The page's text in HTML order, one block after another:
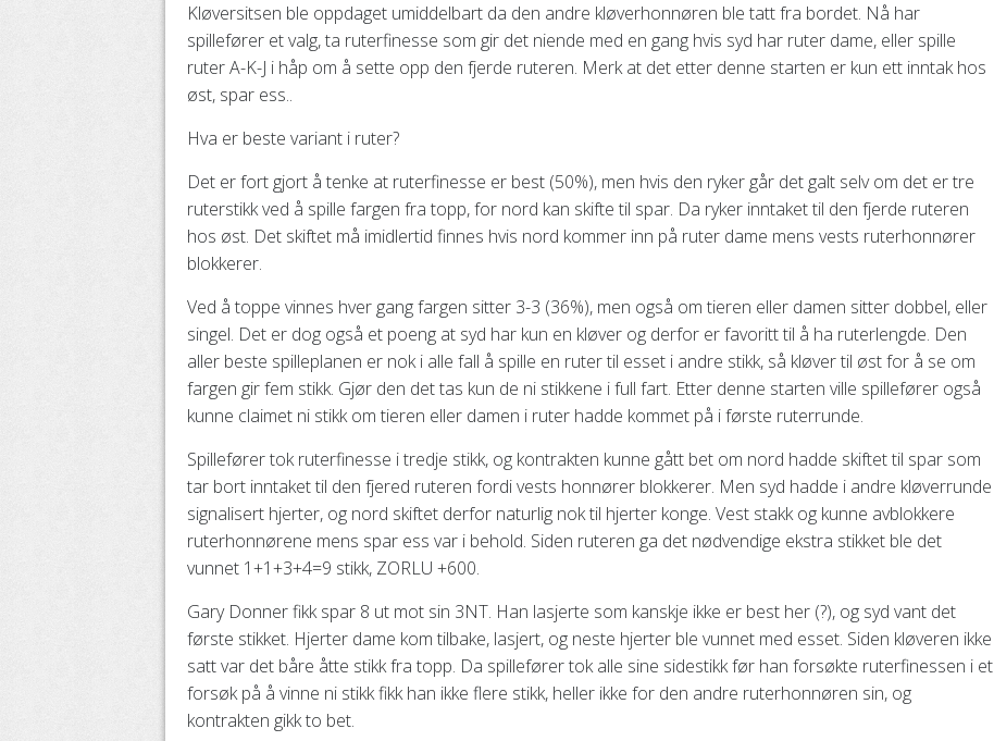
Kløversitsen ble oppdaget umiddelbart da den andre kløverhonnøren ble tatt fra bordet. Nå har
spillefører et valg, ta ruterfinesse som gir det niende med en gang hvis syd har ruter dame, eller spille
ruter A-K-J i håp om å sette opp den fjerde ruteren. Merk at det etter denne starten er kun ett inntak hos
øst, spar ess..
Hva er beste variant i ruter?
Det er fort gjort å tenke at ruterfinesse er best (50%), men hvis den ryker går det galt selv om det er tre
ruterstikk ved å spille fargen fra topp, for nord kan skifte til spar. Da ryker inntaket til den fjerde ruteren
hos øst. Det skiftet må imidlertid finnes hvis nord kommer inn på ruter dame mens vests ruterhonnører
blokkerer.
Ved å toppe vinnes hver gang fargen sitter 3-3 (36%), men også om tieren eller damen sitter dobbel, eller
singel. Det er dog også et poeng at syd har kun en kløver og derfor er favoritt til å ha ruterlengde. Den
aller beste spilleplanen er nok i alle fall å spille en ruter til esset i andre stikk, så kløver til øst for å se om
fargen gir fem stikk. Gjør den det tas kun de ni stikkene i full fart. Etter denne starten ville spillefører også
kunne claimet ni stikk om tieren eller damen i ruter hadde kommet på i første ruterrunde.
Spillefører tok ruterfinesse i tredje stikk, og kontrakten kunne gått bet om nord hadde skiftet til spar som
tar bort inntaket til den fjered ruteren fordi vests honnører blokkerer. Men syd hadde i andre kløverrunde
signalisert hjerter, og nord skiftet derfor naturlig nok til hjerter konge. Vest stakk og kunne avblokkere
ruterhonnørene mens spar ess var i behold. Siden ruteren ga det nødvendige ekstra stikket ble det
vunnet 1+1+3+4=9 stikk, ZORLU +600.
Gary Donner fikk spar 8 ut mot sin 3NT. Han lasjerte som kanskje ikke er best her (?), og syd vant det
første stikket. Hjerter dame kom tilbake, lasjert, og neste hjerter ble vunnet med esset. Siden kløveren ikke
satt var det båre åtte stikk fra topp. Da spillefører tok alle sine sidestikk før han forsøkte ruterfinessen i et
forsøk på å vinne ni stikk fikk han ikke flere stikk, heller ikke for den andre ruterhonnøren sin, og
kontrakten gikk to bet.